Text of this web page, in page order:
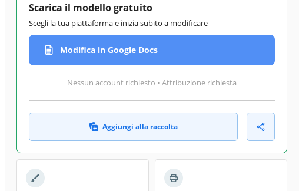
Scarica il modello gratuito
Scegli la tua piattaforma e inizia subito a modificare
Modifica in Google Docs
Nessun account richiesto • Attribuzione richiesta
Aggiungi alla raccolta